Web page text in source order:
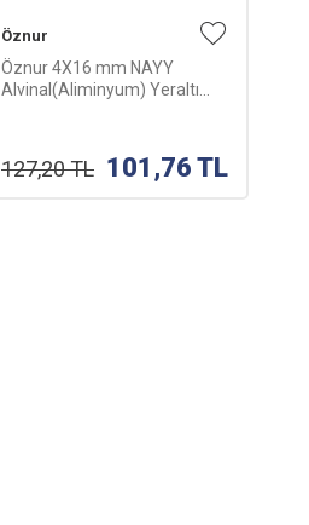
Öznur
Öznur 4X16 mm NAYY
Alvinal(Aliminyum) Yeraltı
127,20TL 101,76 TL